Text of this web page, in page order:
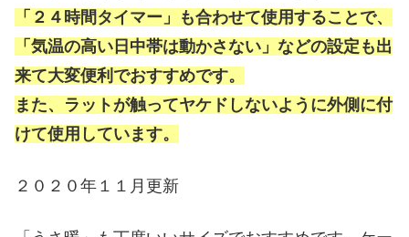
「２４時間タイマー」も合わせて使用することで、
「気温の高い日中帯は動かさない」などの設定も出
来て大変便利でおすすめです。
また、ラットが触ってヤケドしないように外側に付
けて使用しています。
２０２０年１１月更新